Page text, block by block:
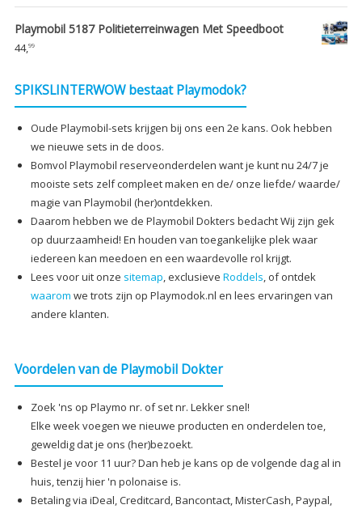
Playmobil 5187 Politieterreinwagen Met Speedboot
44, 99
SPIKSLINTERWOW bestaat Playmodok?
Oude Playmobil-sets krijgen bij ons een 2e kans. Ook hebben
we nieuwe sets in de doos.
Bomvol Playmobil reserveonderdelen want je kunt nu 24/7 je
mooiste sets zelf compleet maken en de/ onze liefde/ waarde/
magie van Playmobil (her)ontdekken.
Daarom hebben we de Playmobil Dokters bedacht Wij zijn gek
op duurzaamheid! En houden van toegankelijke plek waar
iedereen kan meedoen en een waardevolle rol krijgt.
Lees voor uit onze sitemap, exclusieve Roddels, of ontdek
waarom we trots zijn op Playmodok.nl en lees ervaringen van
andere klanten.
Voordelen van de Playmobil Dokter
Zoek 'ns op Playmo nr. of set nr. Lekker snel!
Elke week voegen we nieuwe producten en onderdelen toe,
geweldig dat je ons (her)bezoekt.
Bestel je voor 11 uur? Dan heb je kans op de volgende dag al in
huis, tenzij hier 'n polonaise is.
Betaling via iDeal, Creditcard, Bancontact, MisterCash, Paypal,